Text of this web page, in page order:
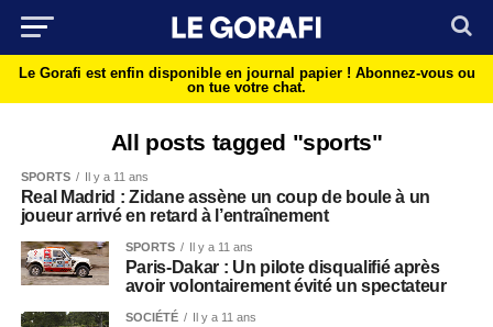
Le Gorafi est enfin disponible en journal papier ! Abonnez-vous ou
on tue votre chat.
All posts tagged "sports"
SPORTS Il y a 11 ans
Real Madrid : Zidane assène un coup de boule à un
joueur arrivé en retard à l’entraînement
SPORTS Il y a 11 ans
Paris-Dakar : Un pilote disqualifié après
avoir volontairement évité un spectateur
SOCIÉTÉ Il y a 11 ans